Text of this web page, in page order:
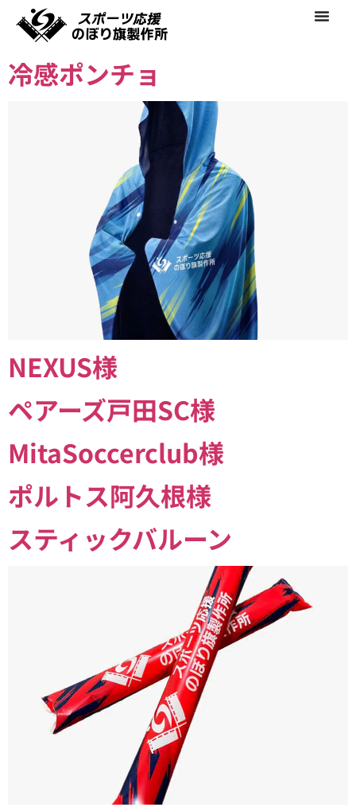
冷感ポンチョ
NEXUS様
ペアーズ戸田SC様
MitaSoccerclub様
ポルトス阿久根様
スティックバルーン